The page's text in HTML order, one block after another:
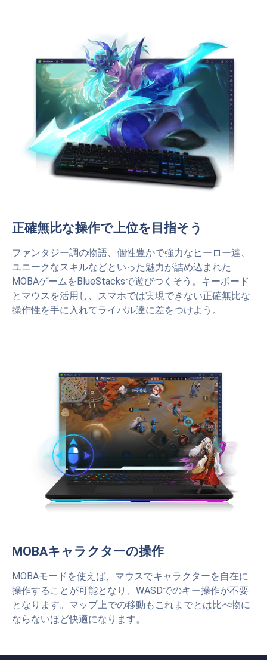
正確無比な操作で上位を目指そう
ファンタジー調の物語、個性豊かで強力なヒーロー達、
ユニークなスキルなどといった魅力が詰め込まれた
MOBAゲームをBlueStacksで遊びつくそう。キーボード
とマウスを活用し、スマホでは実現できない正確無比な
操作性を手に入れてライバル達に差をつけよう。
MOBAキャラクターの操作
MOBAモードを使えば、マウスでキャラクターを自在に
操作することが可能となり、WASDでのキー操作が不要
となります。マップ上での移動もこれまでとは比べ物に
ならないほど快適になります。